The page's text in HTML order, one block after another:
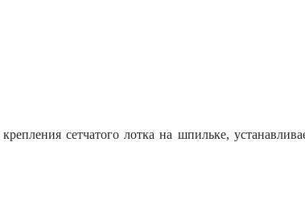
сетчатого лотка на шпильке,